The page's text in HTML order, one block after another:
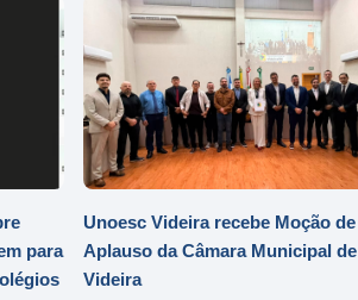
para
Unoesc Videira recebe Moção de
Aplauso da Câmara Municipal de
Videira